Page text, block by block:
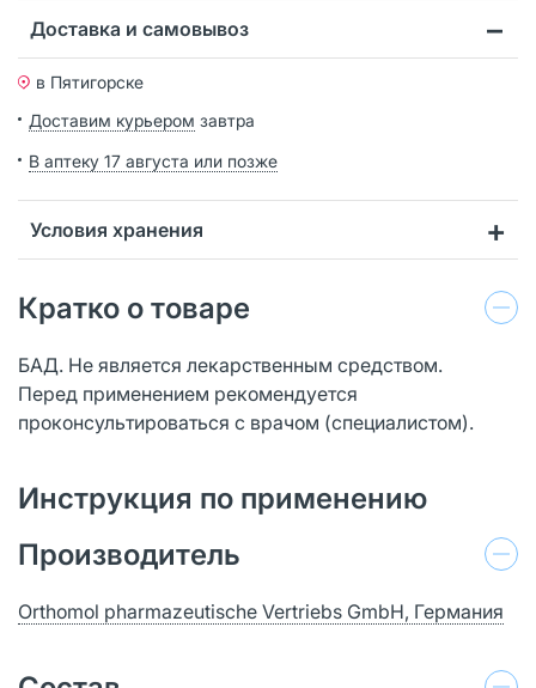
Доставка и самовывоз
в Пятигорске
Доставим курьером завтра
В аптеку 17 августа или позже
Условия хранения
Кратко о товаре
БАД. Не является лекарственным средством.
Перед применением рекомендуется
проконсультироваться с врачом (специалистом).
Инструкция по применению
Производитель
Orthomol pharmazeutische Vertriebs GmbH, Германия